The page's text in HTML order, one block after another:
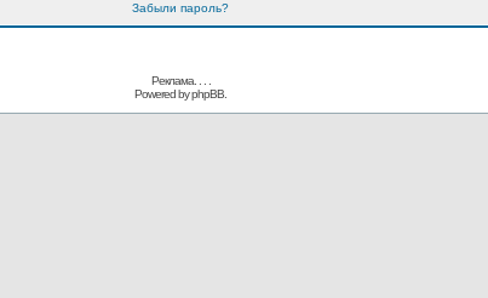
Забыли пароль?
Реклама. . .
Powered byphpBB.